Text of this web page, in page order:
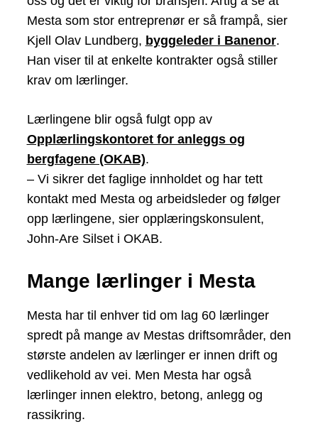
Mesta som stor entreprenør er så frampå, sier
Kjell Olav Lundberg, byggeleder i Banenor.
Han viser til at enkelte kontrakter også stiller
krav om lærlinger.
Lærlingene blir også fulgt opp av
Opplærlingskontoret for anleggs og
bergfagene (OKAB).
– Vi sikrer det faglige innholdet og har tett
kontakt med Mesta og arbeidsleder og følger
opp lærlingene, sier opplæringskonsulent,
John-Are Silset i OKAB.
Mange lærlinger i Mesta
Mesta har til enhver tid om lag 60 lærlinger
spredt på mange av Mestas driftsområder, den
største andelen av lærlinger er innen drift og
vedlikehold av vei. Men Mesta har også
lærlinger innen elektro, betong, anlegg og
rassikring.